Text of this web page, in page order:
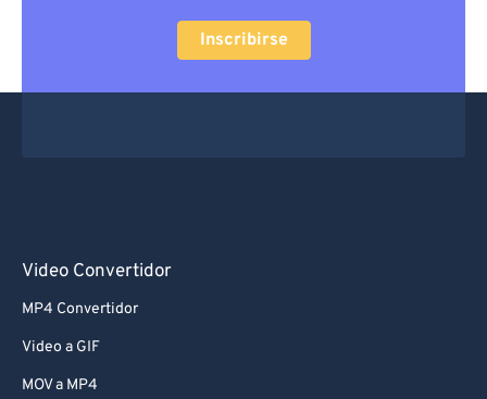
Inscribirse
Video Convertidor
MP4 Convertidor
Video a GIF
MOV a MP4